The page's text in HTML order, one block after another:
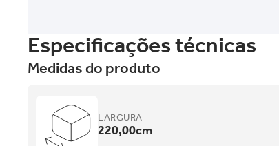
Especificações técnicas
Medidas do produto
LARGURA
220,00cm